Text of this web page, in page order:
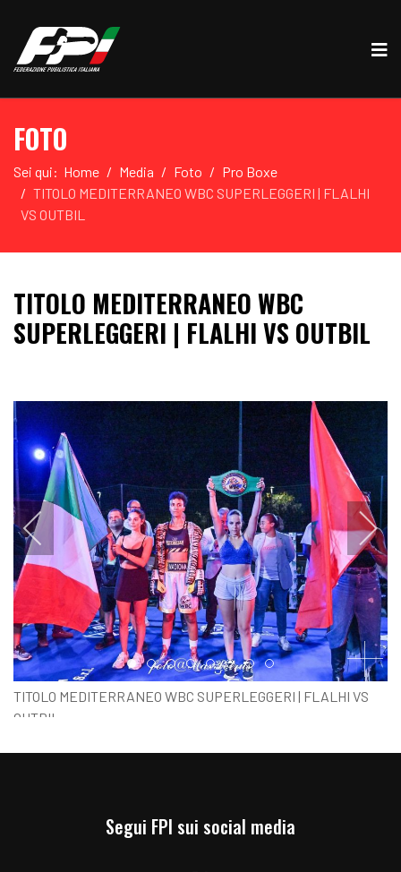
FOTO
Sei qui: Home Media Foto
Pro Boxe
TITOLO MEDITERRANEO WBC SUPERLEGGERI | FLALHI
VS OUTBIL
TITOLO MEDITERRANEO WBC
SUPERLEGGERI | FLALHI VS OUTBIL
Item 0Item 1Item 2Item 3Item 4Item 5Item 6Item 7
TITOLO MEDITERRANEO WBC SUPERLEGGERI | FLALHI VS
OUTBIL
NADIA FLALHI CAMPIONESSA
Segui FPI sui social media